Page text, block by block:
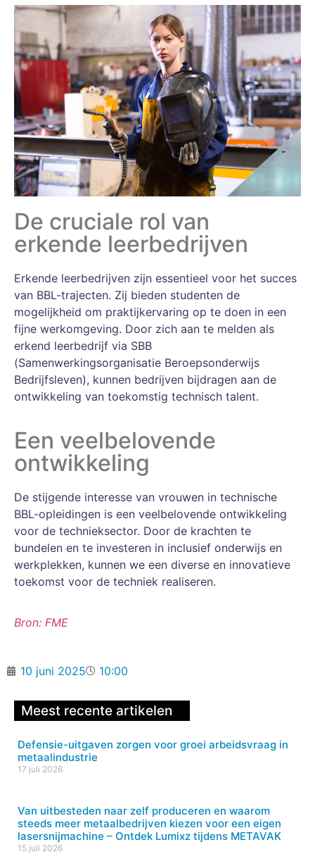
De cruciale rol van
erkende leerbedrijven
Erkende leerbedrijven zijn essentieel voor het succes
van BBL-trajecten. Zij bieden studenten de
mogelijkheid om praktijkervaring op te doen in een
fijne werkomgeving. Door zich aan te melden als
erkend leerbedrijf via SBB
(Samenwerkingsorganisatie Beroepsonderwijs
Bedrijfsleven), kunnen bedrijven bijdragen aan de
ontwikkeling van toekomstig technisch talent.
Een veelbelovende
ontwikkeling
De stijgende interesse van vrouwen in technische
BBL-opleidingen is een veelbelovende ontwikkeling
voor de technieksector. Door de krachten te
bundelen en te investeren in inclusief onderwijs en
werkplekken, kunnen we een diverse en innovatieve
toekomst voor de techniek realiseren.
Bron: FME
10 juni 2025 10:00
Meest recente artikelen
Defensie-uitgaven zorgen voor groei arbeidsvraag in
metaalindustrie
17 juli 2026
Van uitbesteden naar zelf produceren en waarom
steeds meer metaalbedrijven kiezen voor een eigen
lasersnijmachine – Ontdek Lumixz tijdens METAVAK
15 juli 2026